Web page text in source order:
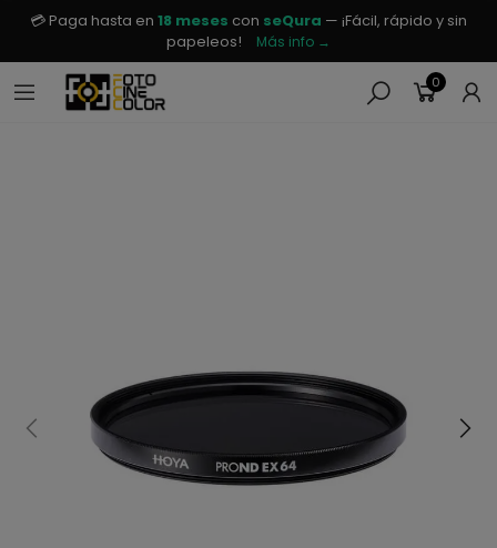
💳 Paga hasta en 18 meses con seQura — ¡Fácil, rápido y sin
papeleos!
Más info →
0